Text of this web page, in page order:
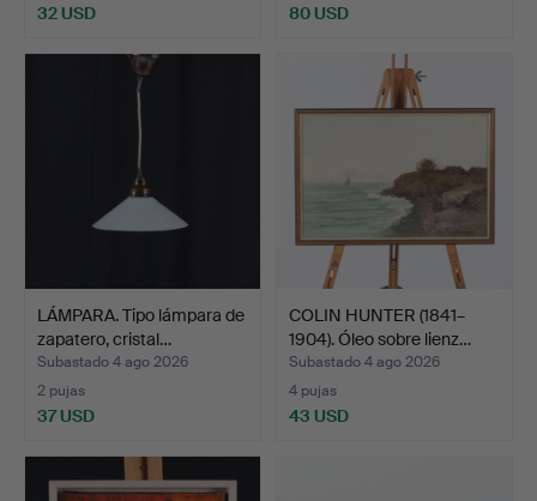
32 USD 80 USD
LÁMPARA. Tipo lámpara de
zapatero, cristal…
Subastado 4 ago 2026
2 pujas
37 USD
COLIN HUNTER (1841–
1904). Óleo sobre lienz…
Subastado 4 ago 2026
4 pujas
43 USD